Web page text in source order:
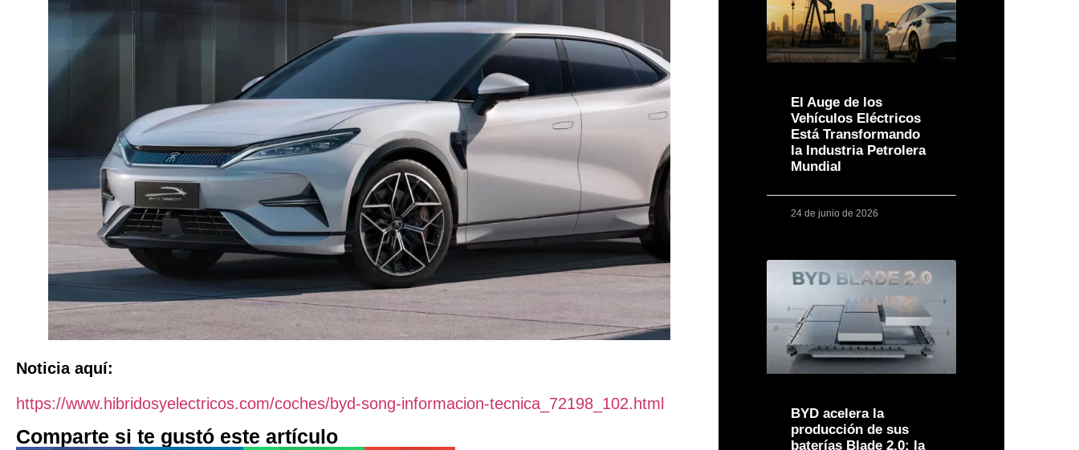
Noticia aquí:
https://www.hibridosyelectricos.com/coches/byd-song-informacion-tecnica_72198_102.html
Comparte si te gustó este artículo
El Auge de los
Vehículos Eléctricos
Está Transformando
la Industria Petrolera
Mundial
24 de junio de 2026
BYD acelera la
producción de sus
baterías Blade 2.0: la